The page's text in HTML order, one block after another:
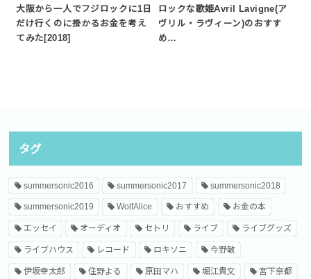
大阪から一人でフジロックに1日
だけ行くのに掛かるお金を考え
てみた[2018]
ロックな歌姫Avril Lavigne(ア
ヴリル・ラヴィーン)のおすす
め…
タグ
summersonic2016 summersonic2017 summersonic2018
summersonic2019 WolfAlice おすすめ お金の本
エッセイ オーディオ セトリ ライブ ライブグッズ
ライブハウス レコード ロキソニ 今野敏
伊坂幸太郎 住野よる 原田マハ 堀江貴文 宮下奈都